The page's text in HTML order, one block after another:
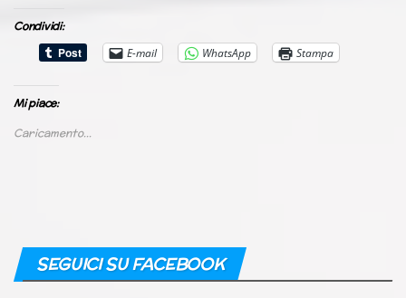
Condividi:
E-mail
WhatsApp Stampa
Mi piace:
Caricamento...
SEGUICI SU FACEBOOK